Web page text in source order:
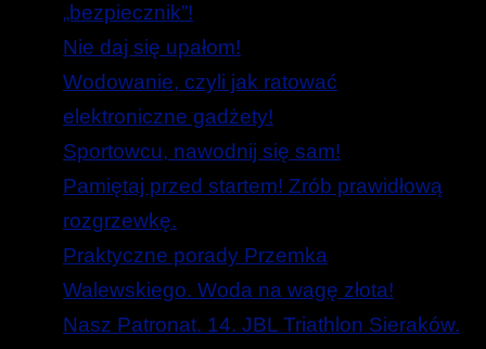
„bezpiecznik”!
Nie daj się upałom!
Wodowanie, czyli jak ratować
elektroniczne gadżety!
Sportowcu, nawodnij się sam!
Pamiętaj przed startem! Zrób prawidłową
rozgrzewkę.
Praktyczne porady Przemka
Walewskiego. Woda na wagę złota!
Nasz Patronat. 14. JBL Triathlon Sieraków.